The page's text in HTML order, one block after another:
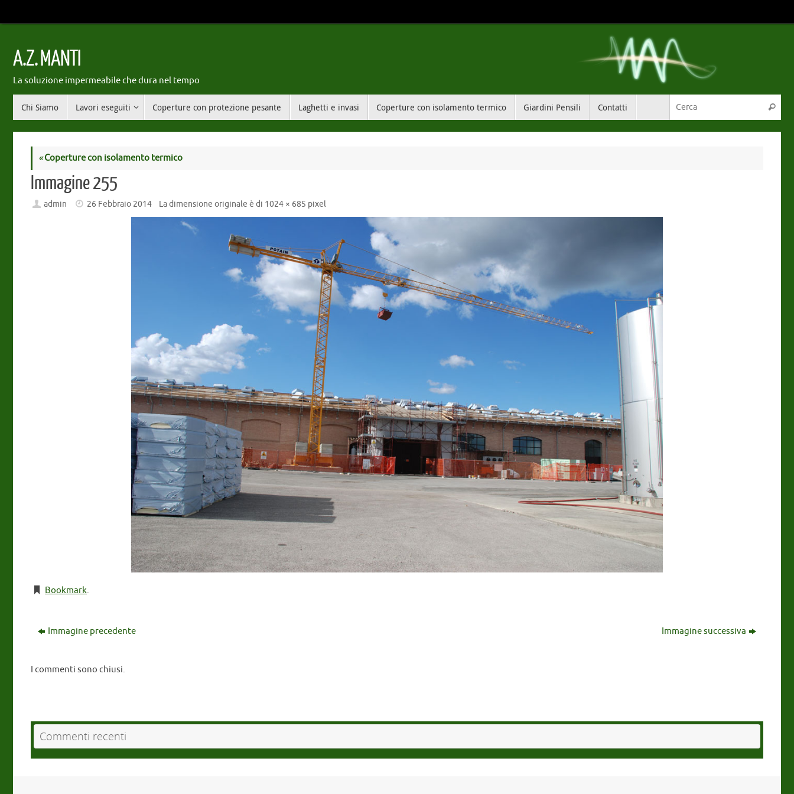
al
A.Z. MANTI
La soluzione impermeabile che dura nel tempo
Chi Siamo Lavori eseguiti Coperture con protezione pesante Laghetti e invasi Coperture con isolamento termico Giardini Pensili Contatti Cerca
«Coperture con isolamento termico
Immagine 255
admin 26 Febbraio 2014 La dimensione originale è di 1024 × 685 pixel
Bookmark.
Immagine precedente Immagine successiva
I commenti sono chiusi.
Commenti recenti